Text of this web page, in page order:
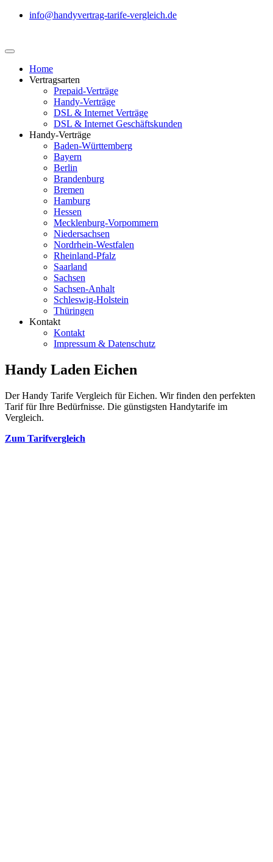
info@handyvertrag-tarife-vergleich.de
Home
Vertragsarten
Prepaid-Verträge
Handy-Verträge
DSL & Internet Verträge
DSL & Internet Geschäftskunden
Handy-Verträge
Baden-Württemberg
Bayern
Berlin
Brandenburg
Bremen
Hamburg
Hessen
Mecklenburg-Vorpommern
Niedersachsen
Nordrhein-Westfalen
Rheinland-Pfalz
Saarland
Sachsen
Sachsen-Anhalt
Schleswig-Holstein
Thüringen
Kontakt
Kontakt
Impressum & Datenschutz
Handy Laden Eichen
Der Handy Tarife Vergleich für Eichen. Wir finden den perfekten
Tarif für Ihre Bedürfnisse. Die günstigsten Handytarife im
Vergleich.
Zum Tarifvergleich